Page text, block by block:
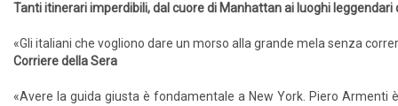
Tanti itinerari imperdibili, dal cuore di Manhattan ai luoghi leggendari
«Gli italiani che vogliono dare un morso alla grande mela senza
Corriere della Sera
«Avere la guida giusta è fondamentale a New York. Piero